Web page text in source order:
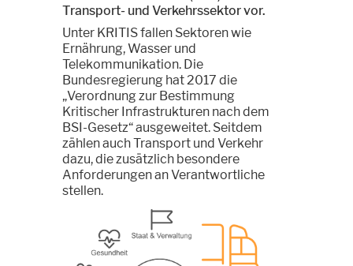
Transport- und Verkehrssektor vor.
Unter KRITIS fallen Sektoren wie
Ernährung, Wasser und
Telekommunikation. Die
Bundesregierung hat 2017 die
„Verordnung zur Bestimmung
Kritischer Infrastrukturen nach dem
BSI-Gesetz“ ausgeweitet. Seitdem
zählen auch Transport und Verkehr
dazu, die zusätzlich besondere
Anforderungen an Verantwortliche
stellen.